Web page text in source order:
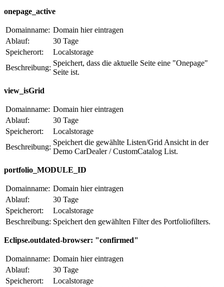
onepage_active
Domainname: Domain hier eintragen
Ablauf:
30 Tage
Speicherort:
Localstorage
Beschreibung:
Speichert, dass die aktuelle Seite eine "Onepage"
Seite ist.
view_isGrid
Domainname: Domain hier eintragen
Ablauf:
30 Tage
Speicherort:
Localstorage
Beschreibung:
Speichert die gewählte Listen/Grid Ansicht in der
Demo CarDealer / CustomCatalog List.
portfolio_MODULE_ID
Domainname: Domain hier eintragen
Ablauf:
30 Tage
Speicherort:
Localstorage
Beschreibung: Speichert den gewählten Filter des Portfoliofilters.
Eclipse.outdated-browser: "confirmed"
Domainname: Domain hier eintragen
Ablauf:
30 Tage
Speicherort:
Localstorage